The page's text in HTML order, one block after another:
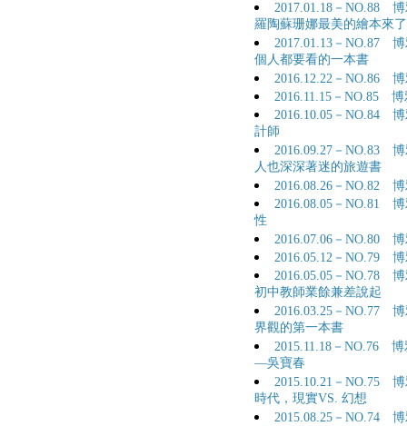
2017.01.18－NO.88
羅陶蘇珊娜最美的繪本來
2017.01.13－NO.87
個人都要看的一本書
2016.12.22－NO.86
2016.11.15－NO.85
2016.10.05－NO.84
計師
2016.09.27－NO.83
人也深深著迷的旅遊書
2016.08.26－NO.82
2016.08.05－NO.81
性
2016.07.06－NO.80
2016.05.12－NO.79
2016.05.05－NO.78
初中教師業餘兼差說起
2016.03.25－NO.77
界觀的第一本書
2015.11.18－NO.76
—吳寶春
2015.10.21－NO.75
時代，現實VS. 幻想
2015.08.25－NO.74